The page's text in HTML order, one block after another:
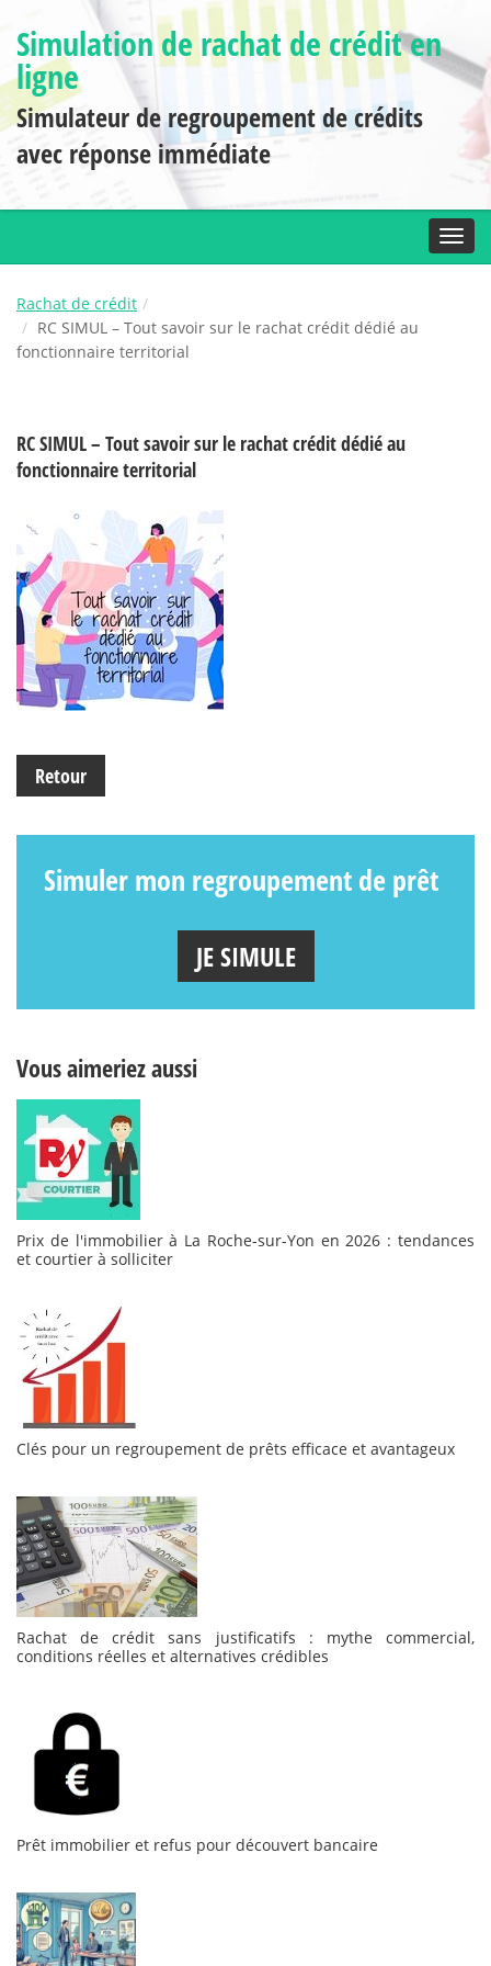
Simulation de rachat de crédit en
ligne
Simulateur de regroupement de crédits
avec réponse immédiate
Rachat de crédit
RC SIMUL – Tout savoir sur le rachat crédit dédié au
fonctionnaire territorial
RC SIMUL – Tout savoir sur le rachat crédit dédié au
fonctionnaire territorial
Retour
Simuler mon regroupement de prêt
JE SIMULE
Vous aimeriez aussi
Prix de l'immobilier à La Roche-sur-Yon en 2026 : tendances
et courtier à solliciter
Clés pour un regroupement de prêts efficace et avantageux
Rachat de crédit sans justificatifs : mythe commercial,
conditions réelles et alternatives crédibles
Prêt immobilier et refus pour découvert bancaire